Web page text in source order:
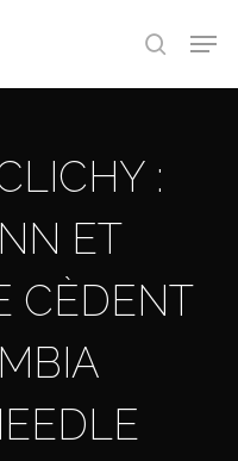
search
:
ET
CÈDENT